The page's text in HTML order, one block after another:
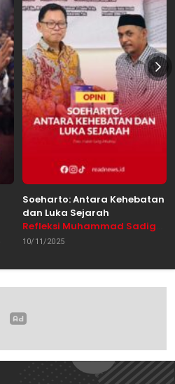
Soeharto: Antara Kehebatan
dan Luka Sejarah
Refleksi Muhammad Sadig
Alhabsyie, Akademisi UIN
Pemerhati Gerakan
10/11/2025